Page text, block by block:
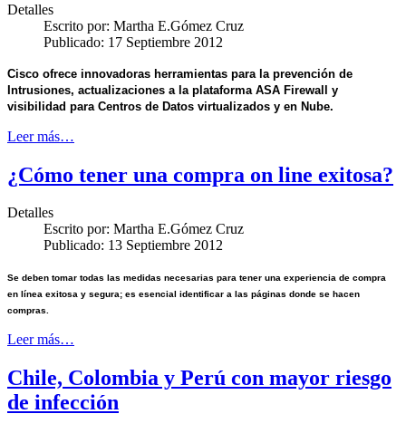
Detalles
Escrito por: Martha E.Gómez Cruz
Publicado: 17 Septiembre 2012
Cisco ofrece innovadoras herramientas para la prevención de
Intrusiones, actualizaciones a la plataforma ASA Firewall y
visibilidad para Centros de Datos virtualizados y en Nube.
Leer más…
¿Cómo tener una compra on line exitosa?
Detalles
Escrito por: Martha E.Gómez Cruz
Publicado: 13 Septiembre 2012
Se deben tomar todas las medidas necesarias para tener una experiencia de compra
en línea exitosa y segura; es esencial identificar a las páginas donde se hacen
compras.
Leer más…
Chile, Colombia y Perú con mayor riesgo
de infección